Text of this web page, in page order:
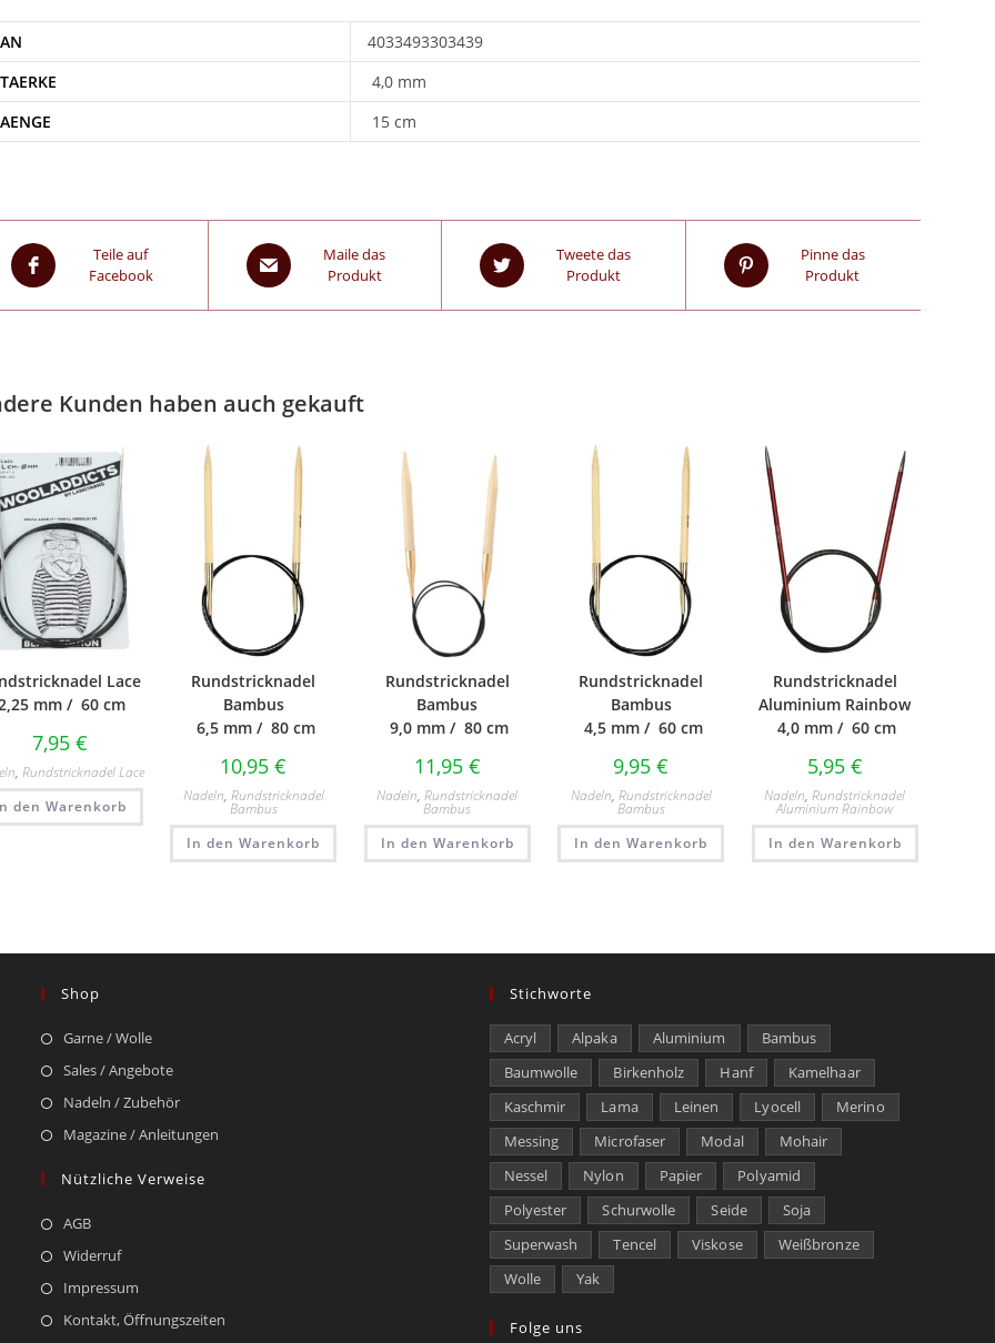
4033493303439
4,0 mm
15 cm
Teile auf
Facebook
Maile das
Produkt
Tweete das
Produkt
Pinne das
Produkt
Kunden haben auch gekauft
Lace
mm / 60 cm
7,95 €
,Rundstricknadel Lace
den Warenkorb
Rundstricknadel
Bambus
6,5 mm / 80 cm
10,95€
Nadeln, Rundstricknadel
Bambus
In den Warenkorb
Rundstricknadel
Bambus
9,0 mm / 80 cm
11,95 €
Nadeln,Rundstricknadel
Bambus
In den Warenkorb
Rundstricknadel
Bambus
4,5 mm / 60 cm
9,95€
Nadeln, Rundstricknadel
Bambus
In den Warenkorb
Rundstricknadel
Aluminium Rainbow
4,0 mm / 60 cm
5,95 €
Nadeln,Rundstricknadel
Aluminium Rainbow
In den Warenkorb
Shop
Garne / Wolle
Sales / Angebote
Nadeln / Zubehör
Magazine / Anleitungen
Nützliche Verweise
AGB
Widerruf
Impressum
Kontakt, Öffnungszeiten
Stichworte
Acryl Alpaka Aluminium
Bambus
Baumwolle
Birkenholz Hanf
Kamelhaar
Kaschmir
Lama Leinen Lyocell
Merino
Messing
Microfaser Modal
Mohair
Nessel
Nylon Papier
Polyamid
Polyester
Schurwolle Seide
Soja
Superwash
Tencel Viskose
Weißbronze
Wolle
Yak
Folge uns